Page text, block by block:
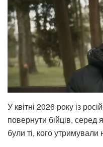
У квітні 2026 року із
повернути бійців,
були ті, кого утримували